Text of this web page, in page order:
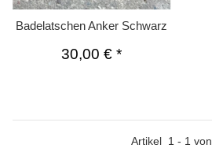
Badelatschen Anker Schwarz
30,00 €*
Artikel 1 - 1 von